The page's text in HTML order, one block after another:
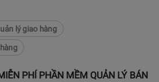
lý giao hàng
PHÍ PHẦN MỀM QUẢN LÝ BÁN